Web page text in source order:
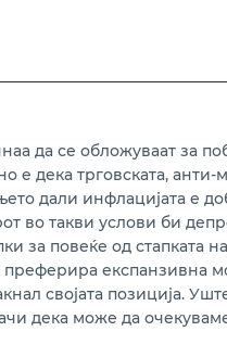
да се обложуваат за
е дека трговската,
дали инфлацијата е
во такви услови би
за повеќе од стапката
експанзивна
својата позиција.
дека може да